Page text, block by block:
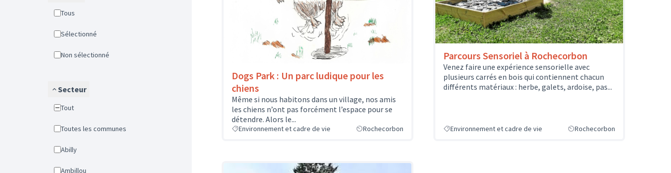
Tous
Sélectionné
Non sélectionné
Secteur
Tout
Toutes les communes
Abilly
Ambillou
Dogs Park : Un parc ludique pour les
chiens
Même si nous habitons dans un village, nos amis
les chiens n’ont pas forcément l’espace pour se
détendre. Alors le...
Environnement et cadre de vie Rochecorbon
Parcours Sensoriel à Rochecorbon
Venez faire une expérience sensorielle avec
plusieurs carrés en bois qui contiennent chacun
différents matériaux : herbe, galets, ardoise, pas...
Environnement et cadre de vie Rochecorbon